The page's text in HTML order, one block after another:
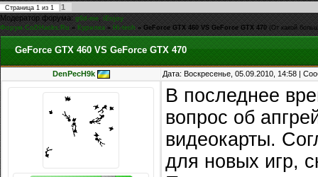
Страница 1 из 1
1
Модератор форума:g0d-me,iEnjoy
Форум CoDHacks.Ru » Курилка » Hi-tech » GeForce GTX 460 VS GeForce GTX 470 (От какой
GeForce GTX 460 VS GeForce GTX 470
DenPecH9k Дата: Воскресенье, 05.09.2010, 14:58 |
В последнее
вопрос об
видеокарты.
для новых игр,